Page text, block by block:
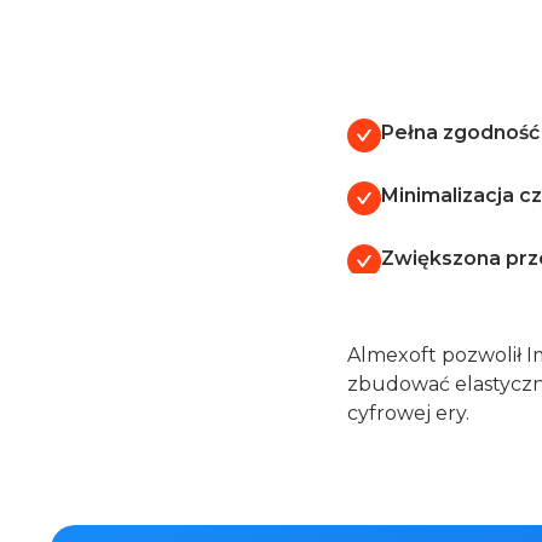
Pełna
Minimalizacja
Zwiększona
Almexoft pozwolił
zbudować
cyfrowej ery.